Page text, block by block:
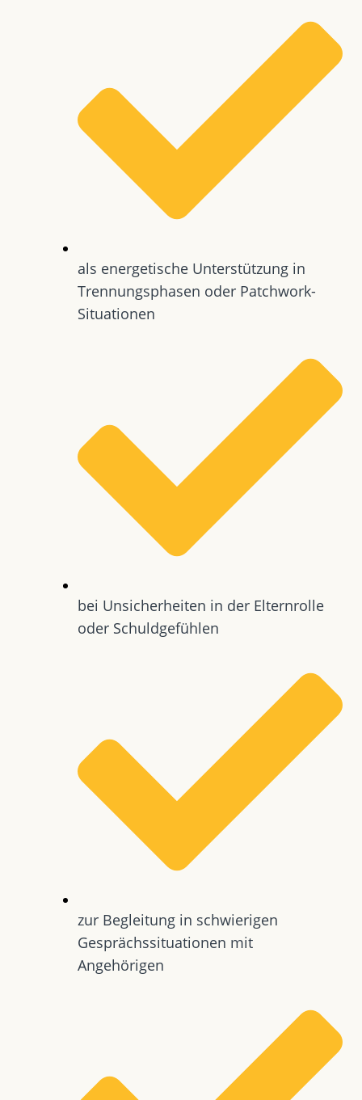
als energetische Unterstützung in
Trennungsphasen oder Patchwork-
Situationen
bei Unsicherheiten in der Elternrolle
oder Schuldgefühlen
zur Begleitung in schwierigen
Gesprächssituationen mit
Angehörigen